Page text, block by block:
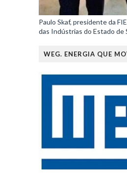
Paulo Skaf, presidente da
das Indústrias do Estado de
WEG. ENERGIA QUE